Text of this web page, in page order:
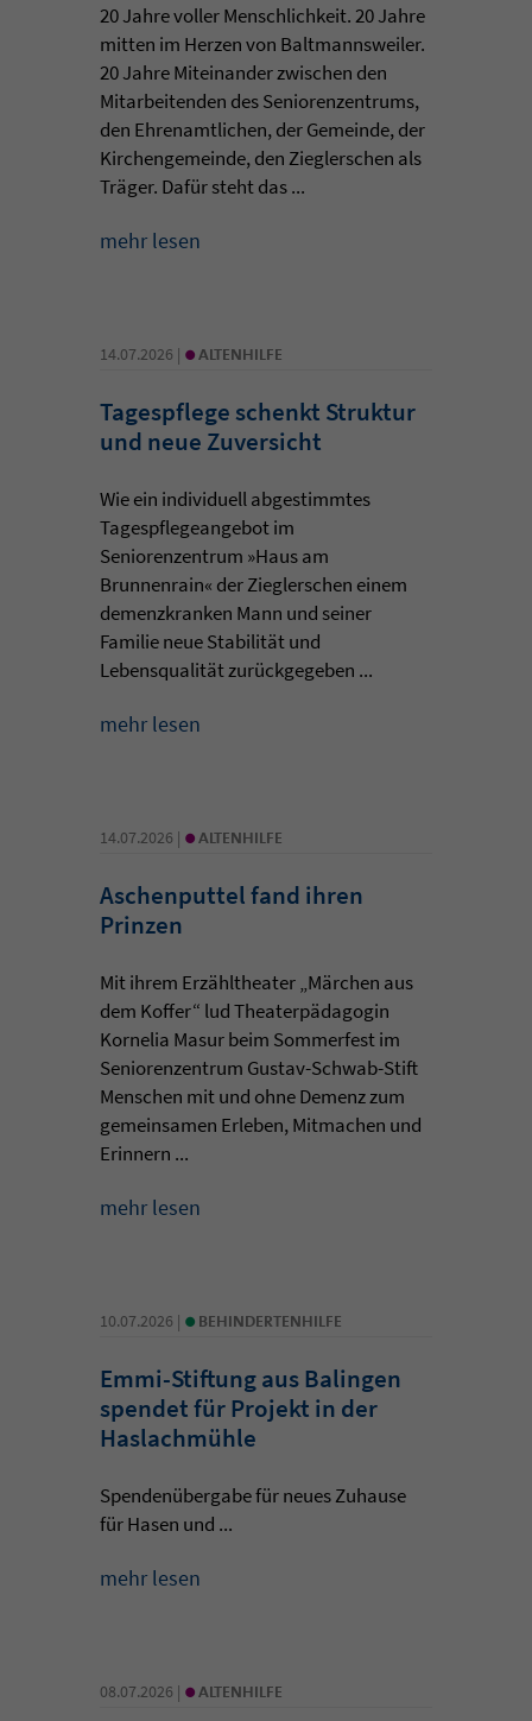
20 Jahre voller Menschlichkeit. 20 Jahre
mitten im Herzen von Baltmannsweiler.
20 Jahre Miteinander zwischen den
Mitarbeitenden des Seniorenzentrums,
den Ehrenamtlichen, der Gemeinde, der
Kirchengemeinde, den Zieglerschen als
Träger. Dafür steht das ...
mehr lesen
14.07.2026 | • ALTENHILFE
Tagespflege schenkt Struktur
und neue Zuversicht
Wie ein individuell abgestimmtes
Tagespflegeangebot im
Seniorenzentrum »Haus am
Brunnenrain« der Zieglerschen einem
demenzkranken Mann und seiner
Familie neue Stabilität und
Lebensqualität zurückgegeben ...
mehr lesen
14.07.2026 | • ALTENHILFE
Aschenputtel fand ihren
Prinzen
Mit ihrem Erzähltheater „Märchen aus
dem Koffer“ lud Theaterpädagogin
Kornelia Masur beim Sommerfest im
Seniorenzentrum Gustav-Schwab-Stift
Menschen mit und ohne Demenz zum
gemeinsamen Erleben, Mitmachen und
Erinnern ...
mehr lesen
10.07.2026 | • BEHINDERTENHILFE
Emmi-Stiftung aus Balingen
spendet für Projekt in der
Haslachmühle
Spendenübergabe für neues Zuhause
für Hasen und ...
mehr lesen
08.07.2026 | • ALTENHILFE